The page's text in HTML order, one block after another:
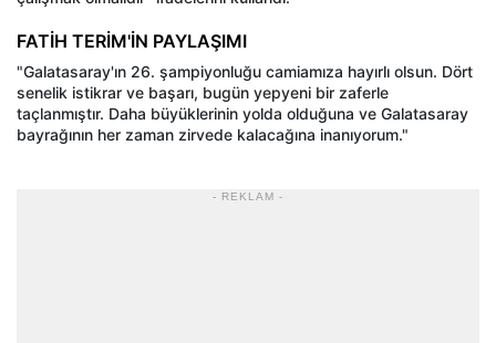
FATİH TERİM'İN PAYLAŞIMI
"Galatasaray'ın 26. şampiyonluğu camiamıza hayırlı olsun. Dört
senelik istikrar ve başarı, bugün yepyeni bir zaferle
taçlanmıştır. Daha büyüklerinin yolda olduğuna ve Galatasaray
bayrağının her zaman zirvede kalacağına inanıyorum."
- REKLAM -